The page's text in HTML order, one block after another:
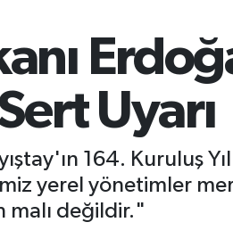
Uyarı
164. Kuruluş
yerel yönetimler
malı değildir."